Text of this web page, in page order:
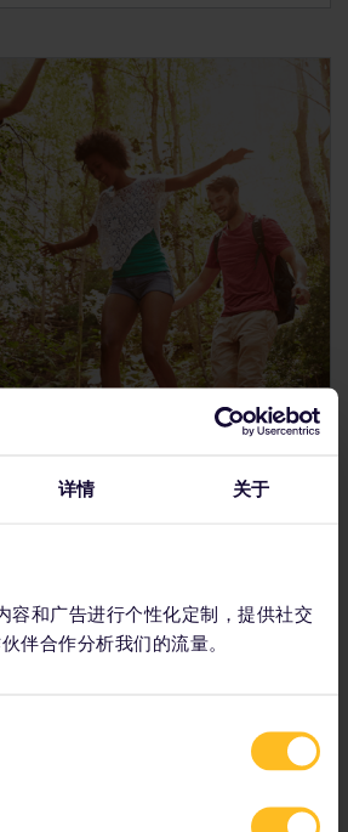
详情 关于
容和广告进行个性化定制，提供社交
伴合作分析我们的流量。
30天